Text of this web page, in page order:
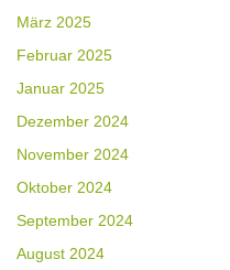
März 2025
Februar 2025
Januar 2025
Dezember 2024
November 2024
Oktober 2024
September 2024
August 2024